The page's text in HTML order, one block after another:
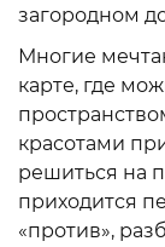
загородном
Многие
карте, где
красотами
решиться на
приходится
«против»,